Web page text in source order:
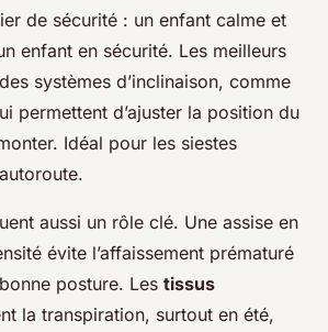
de sécurité : un enfant calme et
enfant en sécurité. Les meilleurs
systèmes d’inclinaison, comme
permettent d’ajuster la position du
Idéal pour les siestes
aussi un rôle clé. Une assise en
évite l’affaissement prématuré
posture. Les tissus
la transpiration, surtout en été,